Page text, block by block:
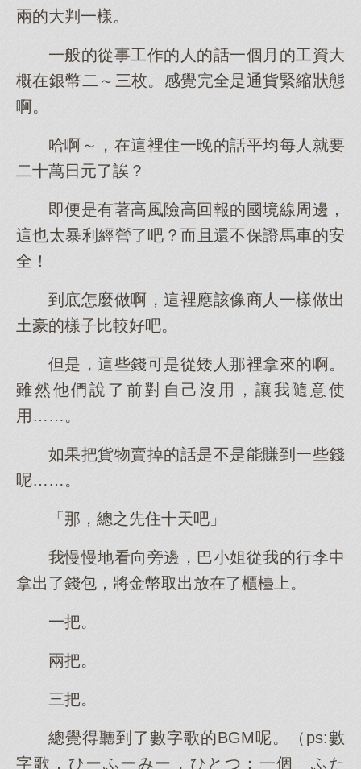
兩的大判一樣。
一般的從事工作的人的話一個月的工資大
概在銀幣二～三枚。感覺完全是通貨緊縮狀態
啊。
哈啊～，在這裡住一晚的話平均每人就要
二十萬日元了誒？
即便是有著高風險高回報的國境線周邊，
這也太暴利經營了吧？而且還不保證馬車的安
全！
到底怎麼做啊，這裡應該像商人一樣做出
土豪的樣子比較好吧。
但是，這些錢可是從矮人那裡拿來的啊。
雖然他們說了前對自己沒用，讓我隨意使
用……。
如果把貨物賣掉的話是不是能賺到一些錢
呢……。
「那，總之先住十天吧」
我慢慢地看向旁邊，巴小姐從我的行李中
拿出了錢包，將金幣取出放在了櫃檯上。
一把。
兩把。
三把。
總覺得聽到了數字歌的BGM呢。（ps:數
字歌，ひーふーみー，ひとつ：一個 ふた